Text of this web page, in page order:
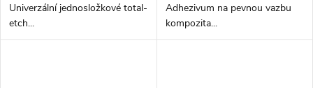
Univerzální jednosložkové total-
etch...
Adhezivum na pevnou vazbu
kompozita...